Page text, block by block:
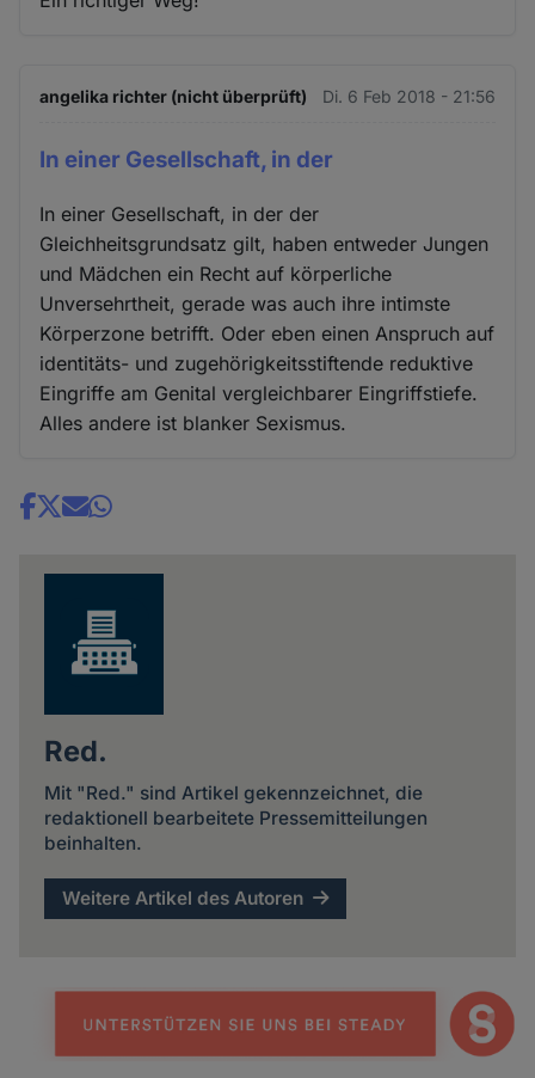
angelika richter (nicht überprüft) Di. 6 Feb 2018 - 21:56
In einer Gesellschaft, in der
In einer Gesellschaft, in der der
Gleichheitsgrundsatz gilt, haben entweder Jungen
und Mädchen ein Recht auf körperliche
Unversehrtheit, gerade was auch ihre intimste
Körperzone betrifft. Oder eben einen Anspruch auf
identitäts- und zugehörigkeitsstiftende reduktive
Eingriffe am Genital vergleichbarer Eingriffstiefe.
Alles andere ist blanker Sexismus.
Share
Red.
Mit "Red." sind Artikel gekennzeichnet, die
redaktionell bearbeitete Pressemitteilungen
beinhalten.
Weitere Artikel des Autoren
Cookies